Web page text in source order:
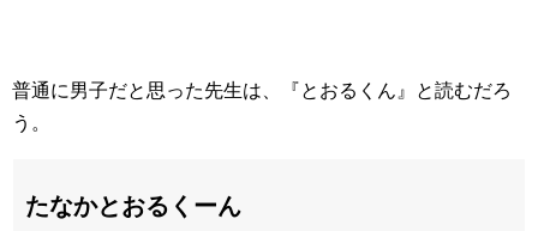
普通に男子だと思った先生は、『とおるくん』と読むだろ
う。
たなかとおるくーん